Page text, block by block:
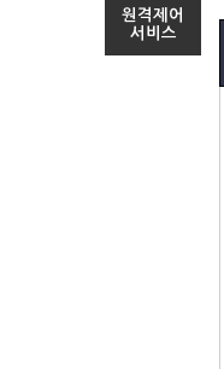
원격제어
서비스